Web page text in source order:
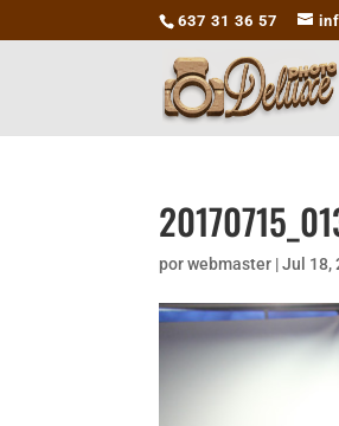
637 31 36 57
porwebmaster |Jul 18,